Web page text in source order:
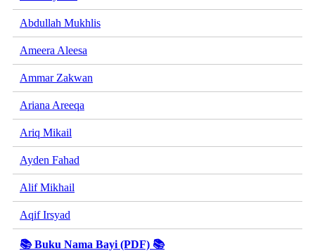
Abdullah Mukhlis
Ameera Aleesa
Ammar Zakwan
Ariana Areeqa
Ariq Mikail
Ayden Fahad
Alif Mikhail
Aqif Irsyad
📚 Buku Nama Bayi (PDF) 📚